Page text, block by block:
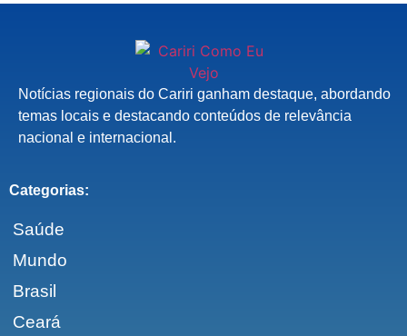
Notícias regionais do Cariri ganham destaque, abordando
temas locais e destacando conteúdos de relevância
nacional e internacional.
Categorias:
Saúde
Mundo
Brasil
Ceará